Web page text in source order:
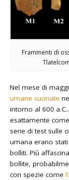
Frammenti di
Nel mese di
umane cucinate
intorno al 600
esattamente
serie di test sulle
umana erano
bolliti. Più
bollite,
con spezie come